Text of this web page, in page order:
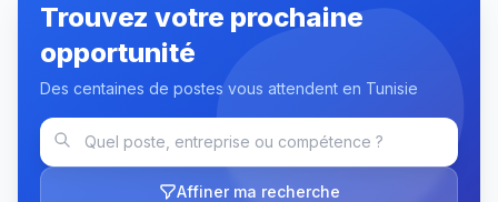
Trouvez votre prochaine
opportunité
Des centaines de postes vous attendent en Tunisie
Affiner ma recherche